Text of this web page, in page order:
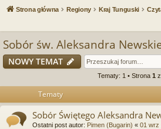
j Strona główna
Regiony Kraj Tunguski
Sobór św. Aleksandra
NOWY TEMAT
Tematy: 1 • Strona 1 z
Tematy
Sobór Świętego Aleksandra
Ostatni post autor: Pimen (Bugarin) « 01 wrz